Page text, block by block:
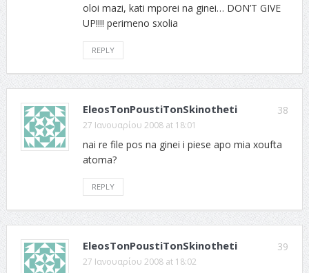
oloi mazi, kati mporei na ginei… DON’T GIVE
UP!!!! perimeno sxolia
REPLY
38
EleosTonPoustiTonSkinotheti
27 Ιανουαρίου 2008 at 18:01
nai re file pos na ginei i piese apo mia xoufta
atoma?
REPLY
39
EleosTonPoustiTonSkinotheti
27 Ιανουαρίου 2008 at 18:02